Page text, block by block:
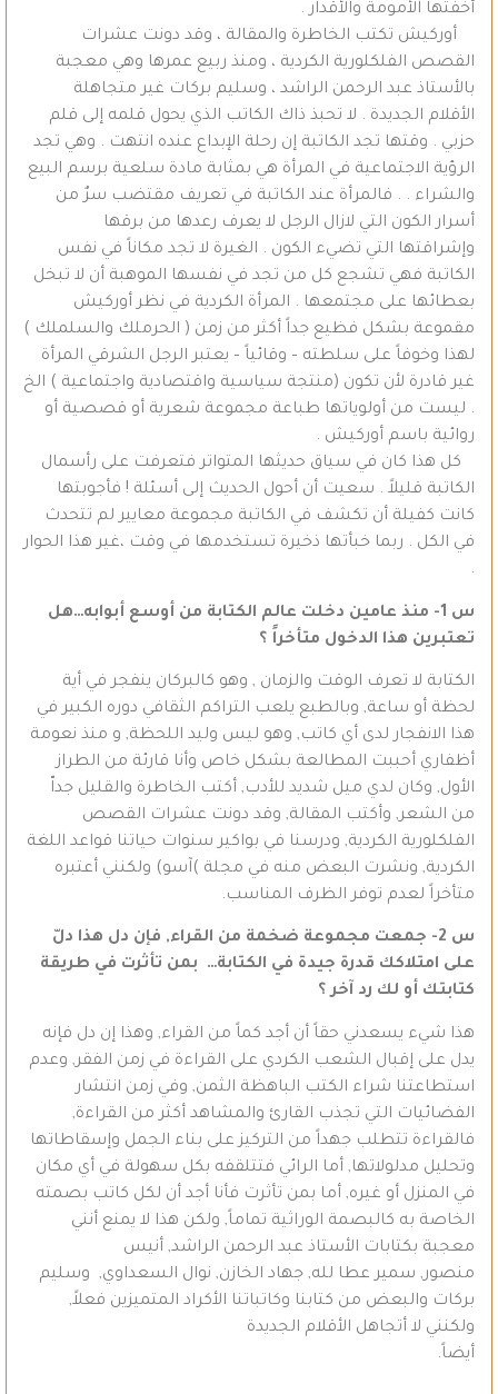
أخفتها الأمومة والأقدار .
أوركيش تكتب الخاطرة والمقالة ، وقد دونت عشرات
القصص الفلكلورية الكردية ، ومنذ ربيع عمرها وهي معجبة
بالأستاذ عبد الرحمن الراشد ، وسليم بركات غير متجاهلة
الأقلام الجديدة . لا تحبذ ذاك الكاتب الذي يحول قلمه إلى قلم
حزبي . وقتها تجد الكاتبة إن رحلة الإبداع عنده انتهت . وهي تجد
الرؤية الاجتماعية في المرأة هي بمثابة مادة سلعية برسم البيع
والشراء . . فالمرأة عند الكاتبة في تعريف مقتضب سرٌ من
أسرار الكون التي لازال الرجل لا يعرف رعدها من برقها
وإشراقتها التي تضيء الكون . الغيرة لا تجد مكاناً في نفس
الكاتبة فهي تشجع كل من تجد في نفسها الموهبة أن لا تبخل
بعطائها على مجتمعها . المرأة الكردية في نظر أوركيش
مقموعة بشكل فظيع جداً أكثر من زمن ( الحرملك والسلملك )
لهذا وخوفاً على سلطته – وقائياً – يعتبر الرجل الشرقي المرأة
غير قادرة لأن تكون (منتجة سياسية واقتصادية واجتماعية ) الخ
. ليست من أولوياتها طباعة مجموعة شعرية أو قصصية أو
روائية باسم أوركيش .
كل هذا كان في سياق حديثها المتواتر فتعرفت على رأسمال
الكاتبة قليلاً . سعيت أن أحول الحديث إلى أسئلة ! فأجوبتها
كانت كفيلة أن تكشف في الكاتبة مجموعة معايير لم تتحدث
في الكل . ربما خبأتها ذخيرة تستخدمها في وقت ،غير هذا الحوار
.
س 1- منذ عامين دخلت عالم الكتابة من أوسع أبوابه…هل
تعتبرين هذا الدخول متأخراً ؟
الكتابة لا تعرف الوقت والزمان , وهو كالبركان ينفجر في أية
لحظة أو ساعة, وبالطبع يلعب التراكم الثقافي دوره الكبير في
هذا الانفجار لدى أي كاتب, وهو ليس وليد اللحظة, و منذ نعومة
أظفاري أحببت المطالعة بشكل خاص وأنا قارئة من الطراز
الأول, وكان لدي ميل شديد للأدب, أكتب الخاطرة والقليل جداّ
من الشعر, وأكتب المقالة, وقد دونت عشرات القصص
الفلكلورية الكردية, ودرسنا في بواكير سنوات حياتنا قواعد اللغة
الكردية, ونشرت البعض منه في مجلة )آسو) ولكنني أعتبره
متأخراً لعدم توفر الظرف المناسب.
س 2- جمعت مجموعة ضخمة من القراء, فإن دل هذا دلّ
على امتلاكك قدرة جيدة في الكتابة… بمن تأثرت في طريقة
كتابتك أو لك رد آخر ؟
هذا شيء يسعدني حقاً أن أجد كماً من القراء, وهذا إن دل فإنه
يدل على إقبال الشعب الكردي على القراءة في زمن الفقر, وعدم
استطاعتنا شراء الكتب الباهظة الثمن, وفي زمن انتشار
الفضائيات التي تجذب القارئ والمشاهد أكثر من القراءة,
فالقراءة تتطلب جهداً من التركيز على بناء الجمل وإسقاطاتها
وتحليل مدلولاتها, أما الرائي فتتلقفه بكل سهولة في أي مكان
في المنزل أو غيره, أما بمن تأثرت فأنا أجد أن لكل كاتب بصمته
الخاصة به كالبصمة الوراثية تماماً, ولكن هذا لا يمنع أنني
معجبة بكتابات الأستاذ عبد الرحمن الراشد, أنيس
منصور, سمير عطا لله, جهاد الخازن, نوال السعداوي, وسليم
بركات والبعض من كتابنا وكاتباتنا الأكراد المتميزين فعلاً,
ولكنني لا أتجاهل الأقلام الجديدة
أيضاً.